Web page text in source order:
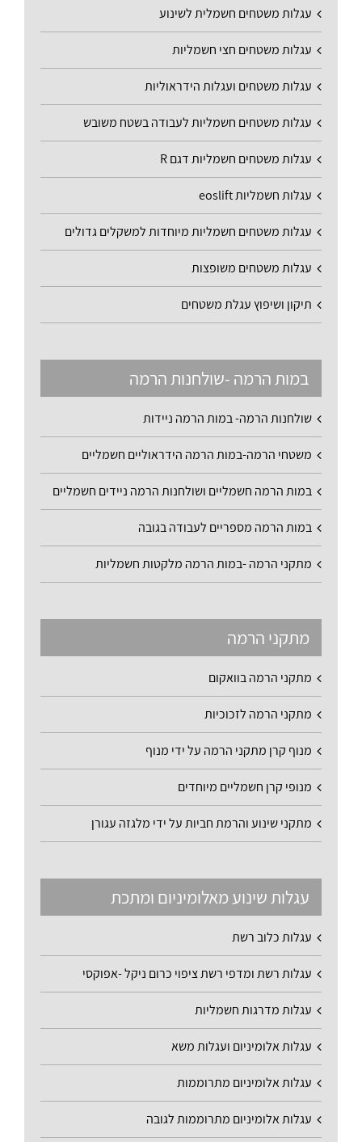
עגלות משטחים חשמלית לשינוע
עגלות משטחים חצי חשמליות
עגלות משטחים ועגלות הידראוליות
עגלות משטחים חשמליות לעבודה בשטח משובש
עגלות משטחים חשמליות דגם R
עגלות חשמליות eoslift
עגלות משטחים חשמליות מיוחדות למשקלים גדולים
עגלות משטחים משופצות
תיקון ושיפוץ עגלת משטחים
במות הרמה -שולחנות הרמה
שולחנות הרמה- במות הרמה ניידות
משטחי הרמה-במות הרמה הידראוליים חשמליים
במות הרמה חשמליים ושולחנות הרמה ניידים חשמליים
במות הרמה מספריים לעבודה בגובה
מתקני הרמה -במות הרמה מלקטות חשמליות
מתקני הרמה
מתקני הרמה בוואקום
מתקני הרמה לזכוכיות
מנוף קרן מתקני הרמה על ידי מנוף
מנופי קרן חשמליים מיוחדים
מתקני שינוע והרמת חביות על ידי מלגזה עגורן
עגלות שינוע מאלומיניום ומתכת
עגלות כלוב רשת
עגלות רשת ומדפי רשת ציפוי כרום ניקל -אפוקסי
עגלות מדרגות חשמליות
עגלות אלומיניום ועגלות משא
עגלות אלומיניום מתרוממות
עגלות אלומיניום מתרוממות לגובה